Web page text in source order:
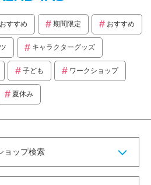
すすめ 期間限定 おすすめ
キャラクターグッズ
子ども ワークショップ
夏休み
ョップ検索